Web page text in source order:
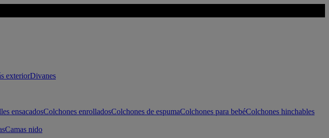
exteriorDivanes
ensacadosColchones enrolladosColchones de espumaColchones para bebéColchones hinchables
Camas nido